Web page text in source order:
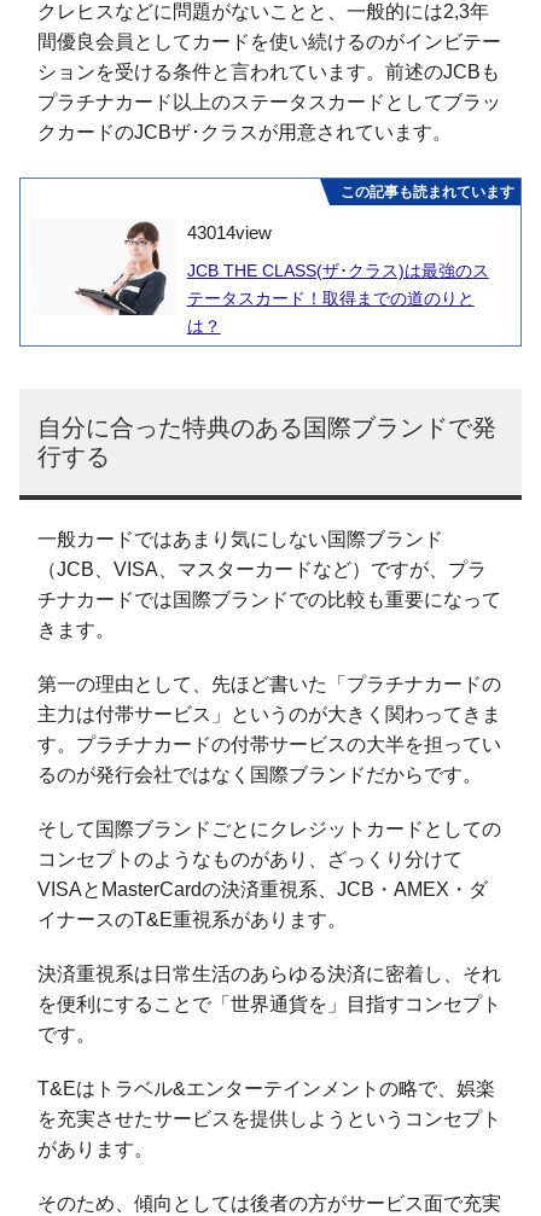
クレヒスなどに問題がないことと、一般的には2,3年
間優良会員としてカードを使い続けるのがインビテー
ションを受ける条件と言われています。前述のJCBも
プラチナカード以上のステータスカードとしてブラッ
クカードのJCBザ･クラスが用意されています。
この記事も読まれています
43014view
JCB THE CLASS(ザ･クラス)は最強のス
テータスカード！取得までの道のりと
は？
自分に合った特典のある国際ブランドで発
行する
一般カードではあまり気にしない国際ブランド
（JCB、VISA、マスターカードなど）ですが、プラ
チナカードでは国際ブランドでの比較も重要になって
きます。
第一の理由として、先ほど書いた「プラチナカードの
主力は付帯サービス」というのが大きく関わってきま
す。プラチナカードの付帯サービスの大半を担ってい
るのが発行会社ではなく国際ブランドだからです。
そして国際ブランドごとにクレジットカードとしての
コンセプトのようなものがあり、ざっくり分けて
VISAとMasterCardの決済重視系、JCB・AMEX・ダ
イナースのT&E重視系があります。
決済重視系は日常生活のあらゆる決済に密着し、それ
を便利にすることで「世界通貨を」目指すコンセプト
です。
T&Eはトラベル&エンターテインメントの略で、娯楽
を充実させたサービスを提供しようというコンセプト
があります。
そのため、傾向としては後者の方がサービス面で充実